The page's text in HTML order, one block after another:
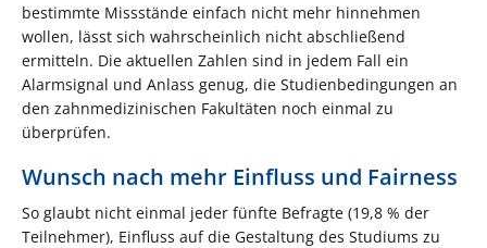
bestimmte Missstände einfach nicht mehr hinnehmen
wollen, lässt sich wahrscheinlich nicht abschließend
ermitteln. Die aktuellen Zahlen sind in jedem Fall ein
Alarmsignal und Anlass genug, die Studienbedingungen an
den zahnmedizinischen Fakultäten noch einmal zu
überprüfen.
Wunsch nach mehr Einfluss und Fairness
So glaubt nicht einmal jeder fünfte Befragte (19,8 % der
Teilnehmer), Einfluss auf die Gestaltung des Studiums zu